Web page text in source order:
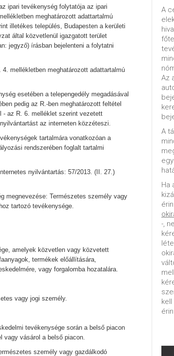
ipari tevékenység folytatója az ipari
meghatározott adattartalmú
illetékes település, Budapesten a kerületi
által közvetlenül igazgatott terület
jegyző) írásban bejelenteni a folytatni
mellékletben meghatározott adattartalmú
esetében a telepengedély megadásával
pedig az R.-ben meghatározott feltétel
- az R. 6. melléklet szerint vezetett
az interneten közzéteszi.
tartalmára vonatkozóan a
rendszerében foglalt tartalmi
nyilvántartás: 57/2013. (II. 27.)
megnevezése: Természetes személy vagy
tartozó tevékenysége.
amelyek közvetlen vagy közvetett
termékek előállítására,
vagy forgalomba hozatalára.
vagy jogi személy.
tevékenysége során a belső piacon
vagy vásárol a belső piacon.
személy vagy gazdálkodó
A
Az
A
Ha
-,